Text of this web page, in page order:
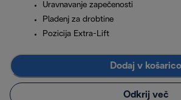
Uravnavanje zapečenosti
Pladenj za drobtine
Pozicija Extra-Lift
Dodaj v košarico
Odkrij več